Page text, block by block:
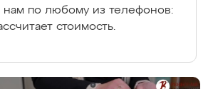
по любому из телефонов:
стоимость.